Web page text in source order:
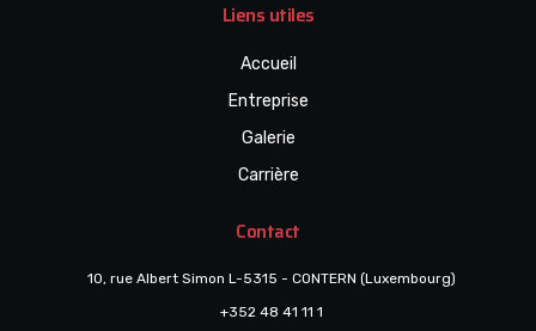
Liens utiles
Accueil
Entreprise
Galerie
Carrière
Contact
10, rue Albert Simon L-5315 - CONTERN (Luxembourg)
+352 48 41 11 1